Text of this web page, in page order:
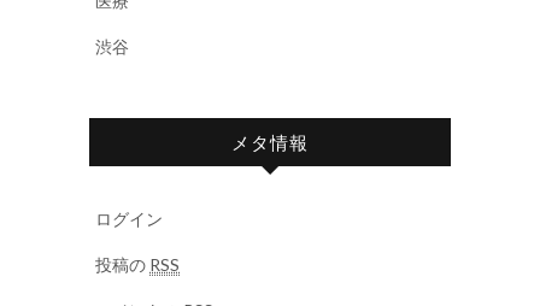
渋谷
メタ情報
ログイン
投稿の RSS